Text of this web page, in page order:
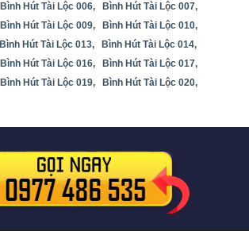
Bình Hút Tài Lộc 006,
Bình Hút Tài Lộc 007,
Bình Hút Tài Lộc 009,
Bình Hút Tài Lộc 010,
Bình Hút Tài Lộc 013,
Bình Hút Tài Lộc 014,
Bình Hút Tài Lộc 016,
Bình Hút Tài Lộc 017,
Bình Hút Tài Lộc 019,
Bình Hút Tài Lộc 020,